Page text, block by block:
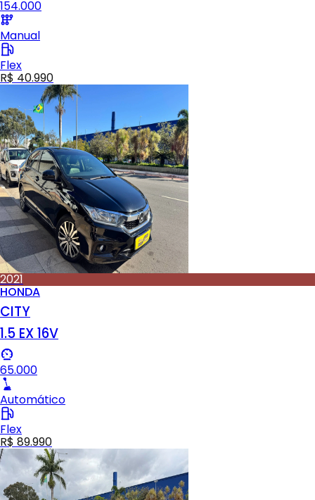
154.000
Manual
Flex
R$ 40.990
2021
HONDA
CITY
1.5 EX 16V
65.000
Automático
Flex
R$ 89.990